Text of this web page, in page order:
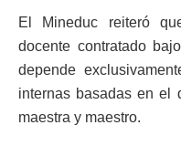
El Mineduc reiteró
docente contratado
depende
internas basadas en el
maestra y maestro.